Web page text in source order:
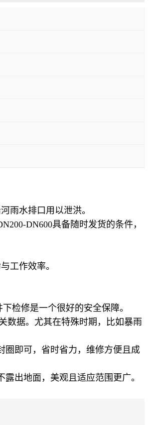
雨水排口用以泄洪。
DN600具备随时发货的条件，
工作效率。
检修是一个很好的安全保障。
数据。尤其在特殊时期，比如暴雨
圈即可，省时省力，维修方便且成
出地面，美观且适应范围更广。